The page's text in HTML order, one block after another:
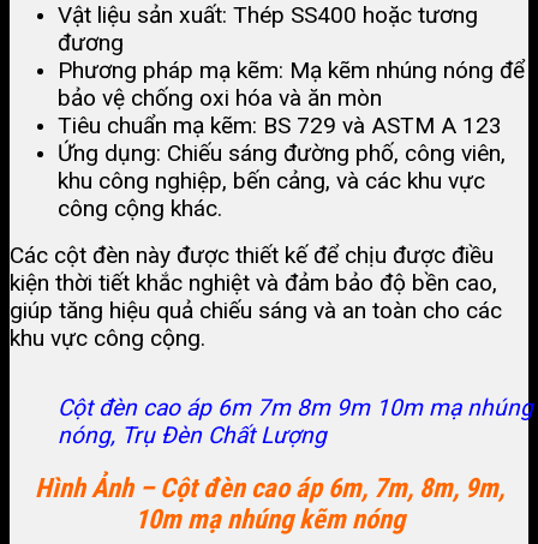
Vật liệu sản xuất: Thép SS400 hoặc tương
đương
Phương pháp mạ kẽm: Mạ kẽm nhúng nóng để
bảo vệ chống oxi hóa và ăn mòn
Tiêu chuẩn mạ kẽm: BS 729 và ASTM A 123
Ứng dụng: Chiếu sáng đường phố, công viên,
khu công nghiệp, bến cảng, và các khu vực
công cộng khác​.
Các cột đèn này được thiết kế để chịu được điều
kiện thời tiết khắc nghiệt và đảm bảo độ bền cao,
giúp tăng hiệu quả chiếu sáng và an toàn cho các
khu vực công cộng.
Cột đèn cao áp 6m 7m 8m 9m 10m mạ
nóng, Trụ Đèn Chất Lượng
Hình Ảnh – Cột đèn cao áp 6m, 7m, 8m, 9m,
10m mạ nhúng kẽm nóng